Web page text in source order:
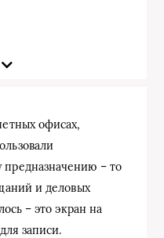
офисах,
– то
и деловых
– это экран на
записи.